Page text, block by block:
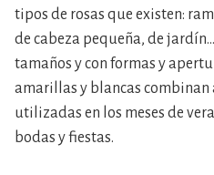
tipos de rosas que existen:
de cabeza pequeña, de
tamaños y con formas y
amarillas y blancas combinan
utilizadas en los meses de
bodas y fiestas.